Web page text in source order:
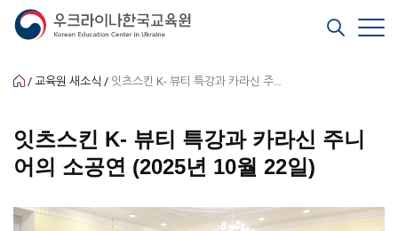
교육원 새소식 잇츠스킨 K- 뷰티 특강과 카라신 주니어의 소공연 (2025년 10월 22일)
잇츠스킨 K- 뷰티 특강과 카라신 주니
어의 소공연 (2025년 10월 22일)